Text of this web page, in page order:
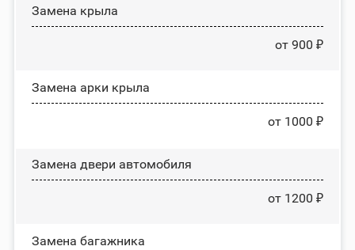
Замена крыла
от 900 ₽
Замена арки крыла
от 1000 ₽
Замена двери автомобиля
от 1200 ₽
Замена багажника